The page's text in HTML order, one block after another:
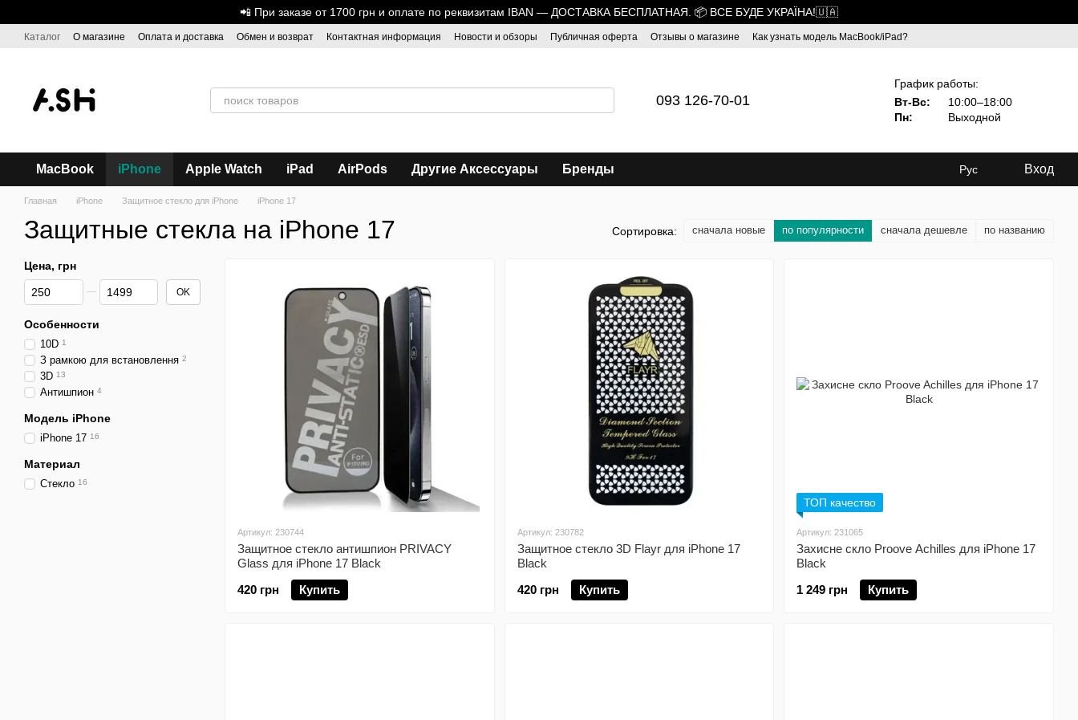
📲 При заказе от 1700 грн и оплате по реквизитам IBAN — ДОСТАВКА БЕСПЛАТНАЯ. 📦 ВСЕ БУДЕ УКРАЇНА!🇺🇦
Каталог О магазине Оплата и доставка Обмен и возврат Контактная информация Новости и обзоры Публичная оферта Отзывы о магазине
Как узнать модель MacBook/iPad?
093 126-70-01
График работы:
Вт-Вс:
10:00–18:00
Пн:
Выходной
MacBook iPhone Apple Watch iPad AirPods Другие Аксессуары Бренды Рус Вход
Главная iPhone Защитное стекло для iPhone iPhone 17
Защитные стекла на iPhone 17 Сортировка: сначала новые по популярности сначала дешевле по названию
Артикул: 230744
Защитное стекло антишпион PRIVACY
Glass для iPhone 17 Black
420 грн
Купить
Артикул: 230782
Защитное стекло 3D Flayr для iPhone 17
Black
420 грн
Купить
ТОП качество
Артикул: 231065
Захисне скло Proove Achilles для iPhone 17
Black
1 249 грн
Купить
Цена, грн
От Цена, грн
До Цена, грн OK
Особенности
10D 1
З рамкою для встановлення 2
3D 13
Антишпион 4
Модель iPhone
iPhone 17 16
Материал
Стекло 16